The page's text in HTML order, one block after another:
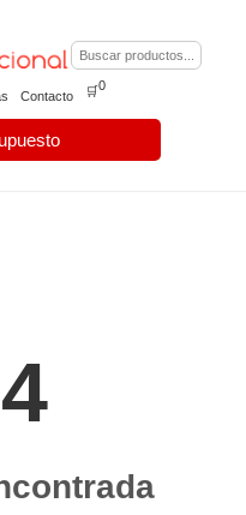
Contacto 🛒0